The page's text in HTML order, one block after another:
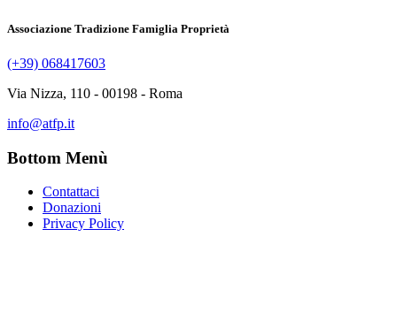
Associazione Tradizione Famiglia Proprietà
(+39) 068417603
Via Nizza, 110 - 00198 - Roma
info@atfp.it
Bottom Menù
Contattaci
Donazioni
Privacy Policy